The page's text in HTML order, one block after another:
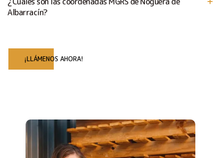
Albarracín?
¡LLÁMENOS AHORA!